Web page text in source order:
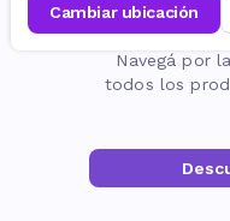
cambiar ubicación
La
Navegá por
todos los